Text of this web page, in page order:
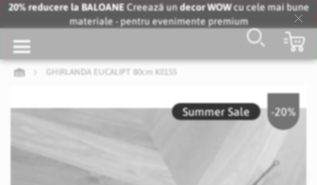
20% reducere la BALOANE Creează undecor WOWcu cele mai bune
materiale - pentru evenimente premium
GHIRLANDA EUCALIPT 80cm K0155
to
-20%
Summer Sale
Bar